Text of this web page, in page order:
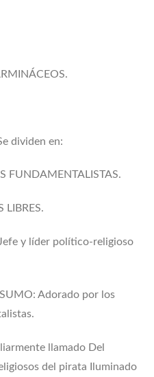
dividen en:
FUNDAMENTALISTAS.
LIBRES.
y líder político-religioso
Adorado por los
llamado Del
del pirata Iluminado